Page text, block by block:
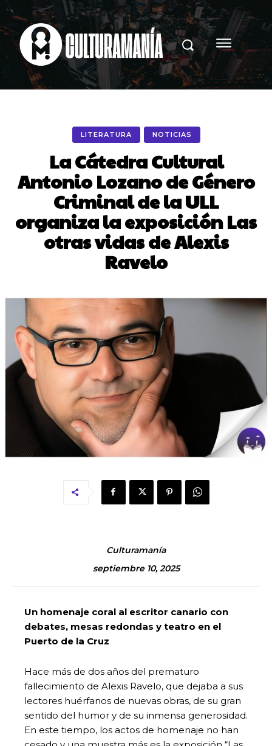
LITERATURA NOTICIAS
La Cátedra Cultural
Antonio Lozano de Género
Criminal de la ULL
organiza la exposición Las
otras vidas de Alexis
Ravelo
Culturamanía
septiembre 10, 2025
Un homenaje coral al escritor canario con
debates, mesas redondas y teatro en el
Puerto de la Cruz
Hace más de dos años del prematuro
fallecimiento de Alexis Ravelo, que dejaba a sus
lectores huérfanos de nuevas obras, de su gran
sentido del humor y de su inmensa generosidad.
En este tiempo, los actos de homenaje no han